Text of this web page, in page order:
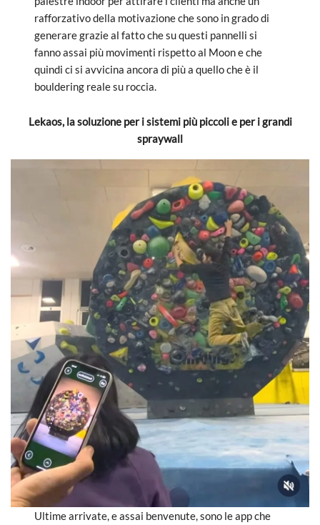
rafforzativo della motivazione che sono in grado di
generare grazie al fatto che su questi pannelli si
fanno assai più movimenti rispetto al Moon e che
quindi ci si avvicina ancora di più a quello che è il
bouldering reale su roccia.
Lekaos, la soluzione per i sistemi più piccoli e per i grandi
spraywall
Ultime arrivate, e assai benvenute, sono le app che